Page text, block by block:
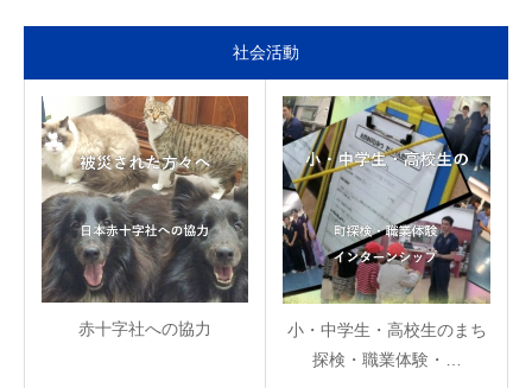
社会活動
赤十字社への協力
小・中学生・高校生のまち
探検・職業体験・…